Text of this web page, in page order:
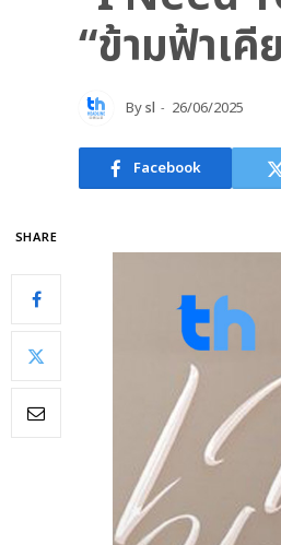
“ข้ามฟ้าเคี
Bysl 26/06/2025
Facebook
SHARE